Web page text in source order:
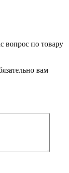
вопрос по товару
вам